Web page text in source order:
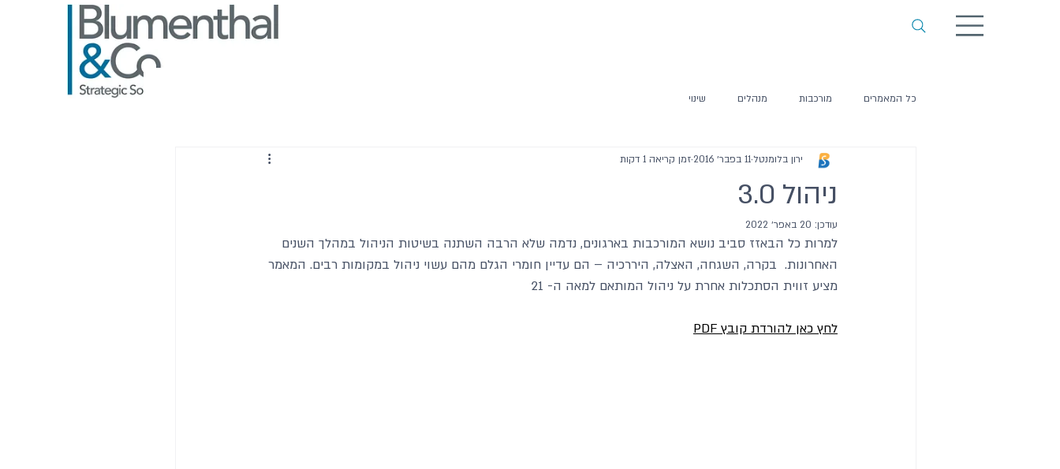
כל המאמרים מורכבות מנהלים שינוי
ניהול 3.0
ירון בלומנטל11 בפבר׳ 2016 זמן קריאה 1 דקות
עודכן: 20 באפר׳ 2022
למרות כל הבאזז סביב נושא המורכבות בארגונים, נדמה שלא הרבה השתנה בשיטות הניהול במהלך השנים
האחרונות.  בקרה, השגחה, האצלה, היררכיה – הם עדיין חומרי הגלם מהם עשוי ניהול במקומות רבים. המאמר
מציע זווית הסתכלות אחרת על ניהול המותאם למאה ה- 21
לחץ כאן להורדת קובץ PDF